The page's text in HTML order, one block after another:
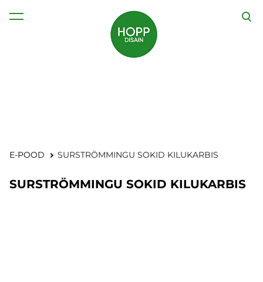
lisati ostukorvi. Vaata ostukorvi
E-POOD SURSTRÖMMINGU SOKID KILUKARBIS
SURSTRÖMMINGU SOKID KILUKARBIS